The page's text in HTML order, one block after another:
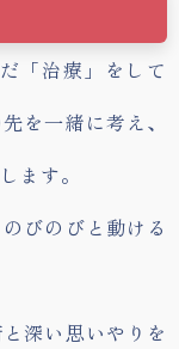
「治療」をして
を一緒に考え、
ます。
びのびと動ける
深い思いやりを